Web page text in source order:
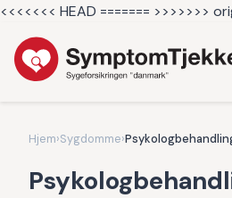
<<<<<<< HEAD ======= >>>>>>>
Hjem›Sygdomme›